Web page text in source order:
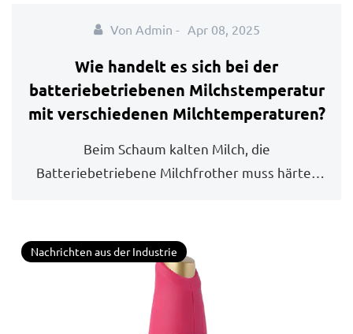
Von Admin - Apr 08, 2025
Wie handelt es sich bei der
batteriebetriebenen Milchstemperatur
mit verschiedenen Milchtemperaturen?
Beim Schaum kalten Milch, die
Batteriebetriebene Milchfrother muss härter
Nachrichten aus der Industrie